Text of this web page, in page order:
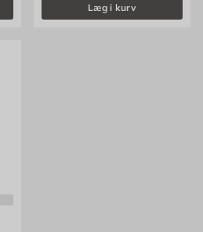
Læg i kurv